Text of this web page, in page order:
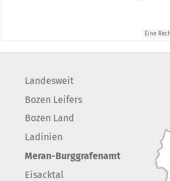
Landesweit
Bozen Leifers
Bozen Land
Ladinien
Meran-Burggrafenamt
Eisacktal